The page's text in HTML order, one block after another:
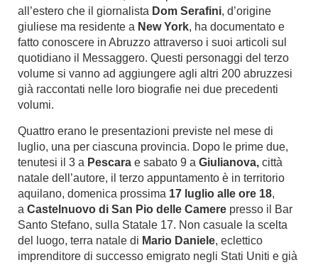
all’estero che il giornalista Dom Serafini, d’origine
giuliese ma residente a New York, ha documentato e
fatto conoscere in Abruzzo attraverso i suoi articoli sul
quotidiano il Messaggero. Questi personaggi del terzo
volume si vanno ad aggiungere agli altri 200 abruzzesi
già raccontati nelle loro biografie nei due precedenti
volumi.
Quattro erano le presentazioni previste nel mese di
luglio, una per ciascuna provincia. Dopo le prime due,
tenutesi il 3 a Pescara e sabato 9 a Giulianova, città
natale dell’autore, il terzo appuntamento è in territorio
aquilano, domenica prossima 17 luglio alle ore 18,
a Castelnuovo di San Pio delle Camere presso il Bar
Santo Stefano, sulla Statale 17. Non casuale la scelta
del luogo, terra natale di Mario Daniele, eclettico
imprenditore di successo emigrato negli Stati Uniti e già